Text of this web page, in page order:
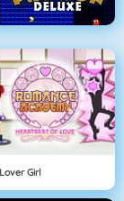
Lover Girl